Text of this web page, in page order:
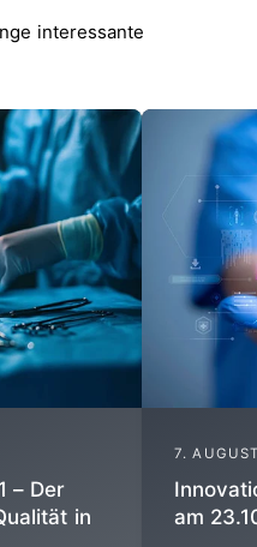
interessante
– Der
in
7.
am